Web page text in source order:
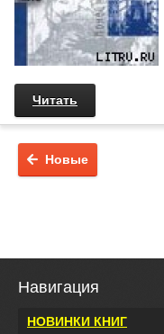
Читать
Новые
Навигация
НОВИНКИ КНИГ